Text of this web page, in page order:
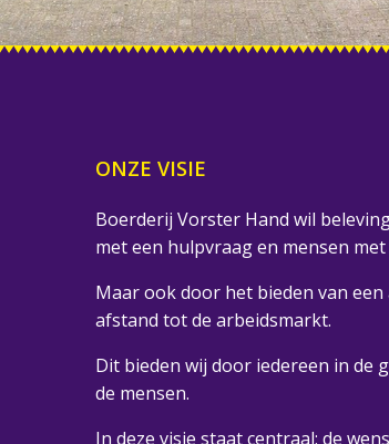
ONZE VISIE
Boerderij Vorster Hand wil
met een hulpvraag en mensen
Maar ook door het bieden van
afstand tot de arbeidsmarkt.
Dit bieden wij door iedereen in de
de mensen.
In deze visie staat centraal: de